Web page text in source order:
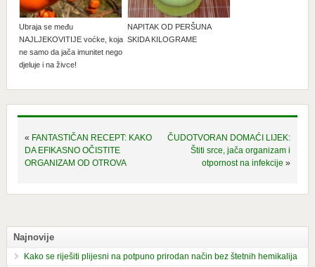
Ubraja se među
NAJLJEKOVITIJE voćke, koja
ne samo da jača imunitet nego
djeluje i na živce!
NAPITAK OD PERŠUNA
SKIDA KILOGRAME
« FANTASTIČAN RECEPT: KAKO
DA EFIKASNO OČISTITE
ORGANIZAM OD OTROVA
ČUDOTVORAN DOMAĆI LIJEK:
Štiti srce, jača organizam i
otpornost na infekcije »
Najnovije
Kako se riješiti plijesni na potpuno prirodan način bez štetnih hemikalija